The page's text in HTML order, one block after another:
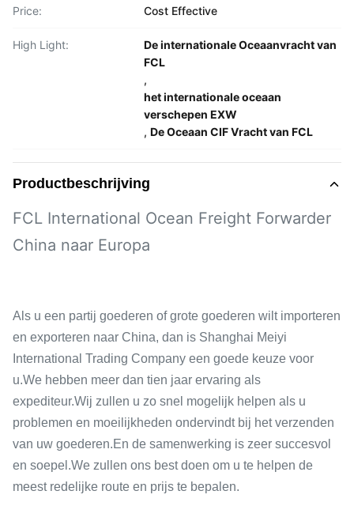
Price: Cost Effective
High Light:
De internationale Oceaanvracht van
FCL
,
het internationale oceaan
verschepen EXW
, De Oceaan CIF Vracht van FCL
Productbeschrijving
FCL International Ocean Freight Forwarder
China naar Europa
Als u een partij goederen of grote goederen wilt importeren
en exporteren naar China, dan is Shanghai Meiyi
International Trading Company een goede keuze voor
u.We hebben meer dan tien jaar ervaring als
expediteur.Wij zullen u zo snel mogelijk helpen als u
problemen en moeilijkheden ondervindt bij het verzenden
van uw goederen.En de samenwerking is zeer succesvol
en soepel.We zullen ons best doen om u te helpen de
meest redelijke route en prijs te bepalen.